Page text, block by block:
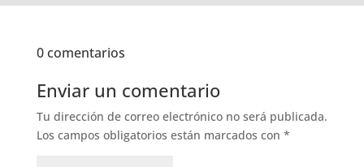
0 comentarios
Enviar un comentario
Tu dirección de correo electrónico no será publicada.
Los campos obligatorios están marcados con *